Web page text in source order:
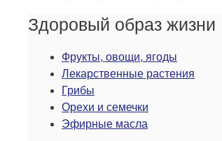
Здоровый образ жизни
Фрукты, овощи, ягоды
Лекарственные растения
Грибы
Орехи и семечки
Эфирные масла